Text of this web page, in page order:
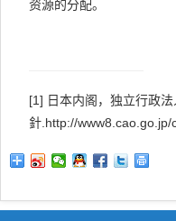
资源的分
[1] 日本内阁，独立行政
針.http://